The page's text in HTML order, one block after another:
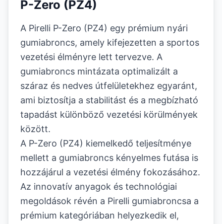
P-Zero (PZ4)
A Pirelli P-Zero (PZ4) egy prémium nyári
gumiabroncs, amely kifejezetten a sportos
vezetési élményre lett tervezve. A
gumiabroncs mintázata optimalizált a
száraz és nedves útfelületekhez egyaránt,
ami biztosítja a stabilitást és a megbízható
tapadást különböző vezetési körülmények
között.
A P-Zero (PZ4) kiemelkedő teljesítménye
mellett a gumiabroncs kényelmes futása is
hozzájárul a vezetési élmény fokozásához.
Az innovatív anyagok és technológiai
megoldások révén a Pirelli gumiabroncsa a
prémium kategóriában helyezkedik el,